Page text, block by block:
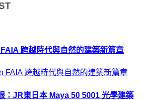
跨越時代與自然的建築新篇章
：JR東日本 Maya 50 5001 光學建築